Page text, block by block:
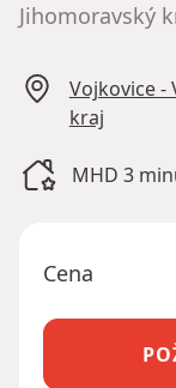
Jihomoravský
Vojkovice -
kraj
MHD 3
Cena